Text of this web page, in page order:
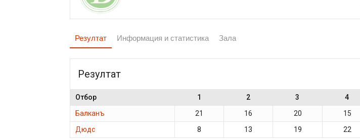
Резултат Информация и статистика Зала
Резултат
Отбор 1 2 3 4
Балканъ
21 16 20 15
Дюдс
8 13 19 22